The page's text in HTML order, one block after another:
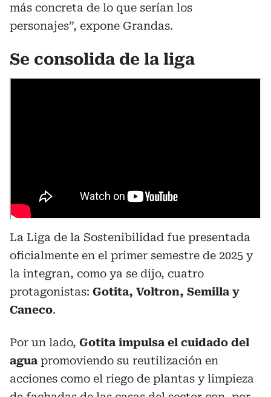
más concreta de lo que serían los
personajes”, expone Grandas.
Se consolida de la liga
La Liga de la Sostenibilidad fue presentada
oficialmente en el primer semestre de 2025 y
la integran, como ya se dijo, cuatro
protagonistas: Gotita, Voltron, Semilla y
Caneco.
Por un lado, Gotita impulsa el cuidado del
agua promoviendo su reutilización en
acciones como el riego de plantas y limpieza